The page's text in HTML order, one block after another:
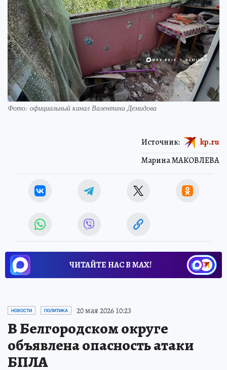
Фото: официальный канал Валентина Демидова
Марина МАКОВЛЕВА
Источник: kp.ru
ЧИТАЙТЕ НАС В МАХ!
НОВОСТИ ПОЛИТИКА 20 мая 2026 10:23
В Белгородском округе
объявлена опасность атаки
БПЛА